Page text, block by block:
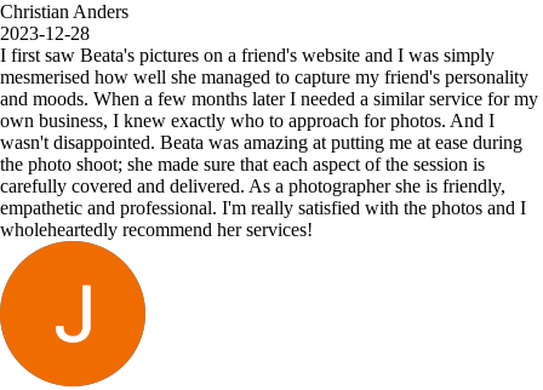
Christian Anders
2023-12-28
I first saw Beata's pictures on a friend's website and I was simply
mesmerised how well she managed to capture my friend's personality
and moods. When a few months later I needed a similar service for my
own business, I knew exactly who to approach for photos. And I
wasn't disappointed. Beata was amazing at putting me at ease during
the photo shoot; she made sure that each aspect of the session is
carefully covered and delivered. As a photographer she is friendly,
empathetic and professional. I'm really satisfied with the photos and I
wholeheartedly recommend her services!